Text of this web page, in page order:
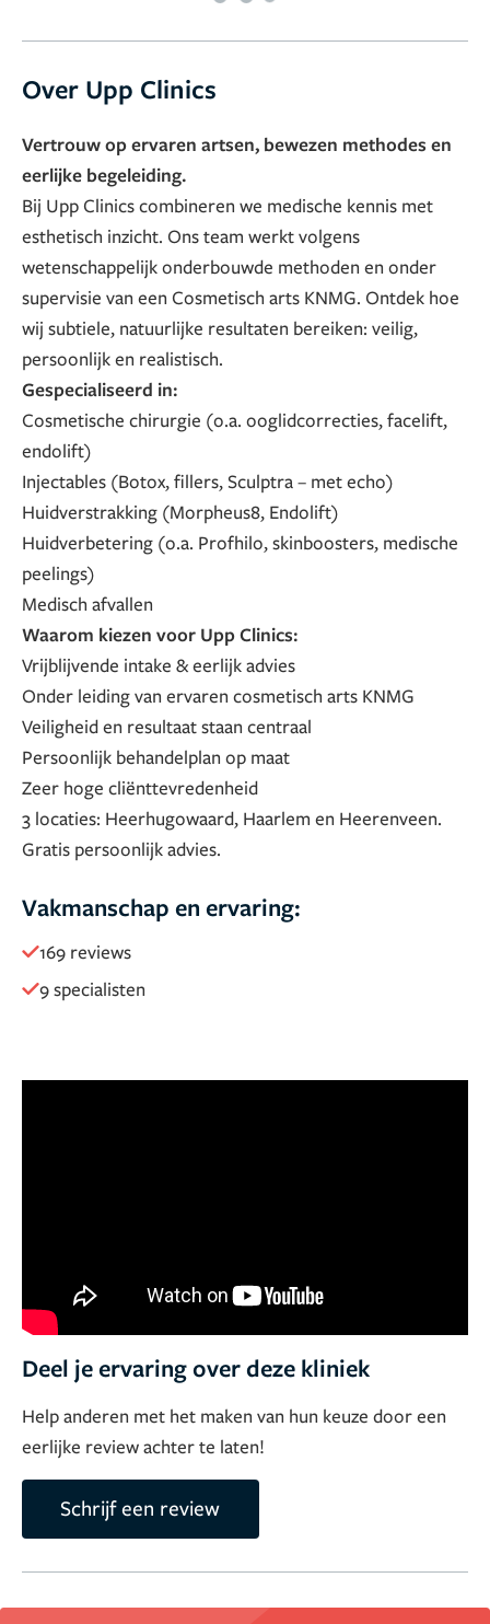
Over Upp Clinics
Vertrouw op ervaren artsen, bewezen methodes en
eerlijke begeleiding.
Bij Upp Clinics combineren we medische kennis met
esthetisch inzicht. Ons team werkt volgens
wetenschappelijk onderbouwde methoden en onder
supervisie van een Cosmetisch arts KNMG. Ontdek hoe
wij subtiele, natuurlijke resultaten bereiken: veilig,
persoonlijk en realistisch.
Gespecialiseerd in:
Cosmetische chirurgie (o.a. ooglidcorrecties, facelift,
endolift)
Injectables (Botox, fillers, Sculptra – met echo)
Huidverstrakking (Morpheus8, Endolift)
Huidverbetering (o.a. Profhilo, skinboosters, medische
peelings)
Medisch afvallen
Waarom kiezen voor Upp Clinics:
Vrijblijvende intake & eerlijk advies
Onder leiding van ervaren cosmetisch arts KNMG
Veiligheid en resultaat staan centraal
Persoonlijk behandelplan op maat
Zeer hoge cliënttevredenheid
3 locaties: Heerhugowaard, Haarlem en Heerenveen.
Gratis persoonlijk advies.
Vakmanschap en ervaring:
169 reviews
9 specialisten
Deel je ervaring over deze kliniek
Help anderen met het maken van hun keuze door een
eerlijke review achter te laten!
Schrijf een review